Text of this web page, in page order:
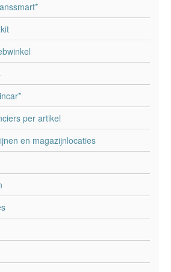
per artikel
en magazijnlocaties